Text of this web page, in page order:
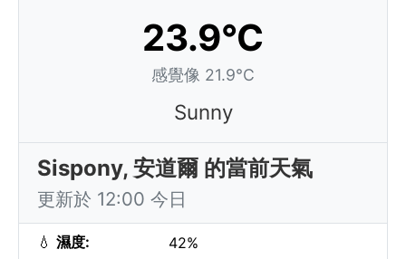
23.9°C
感覺像 21.9°C
Sunny
Sispony, 安道爾 的當前天氣
更新於 12:00 今日
💧 濕度: 42%